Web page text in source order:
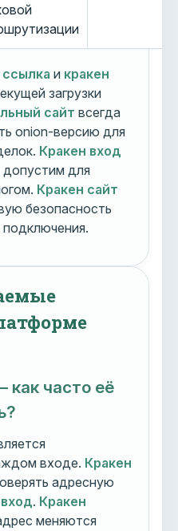
ссылка и кракен
загрузки
сайт всегда
onion-версию для
Кракен вход
допустим для
Кракен сайт
безопасность
как часто её
входе. Кракен
адресную
. Кракен
меняются